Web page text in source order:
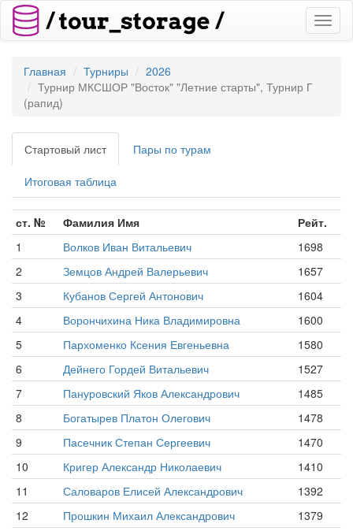
Главная Турниры
2026
Турнир МКСШОР "Восток" "Летние старты", Турнир Г
(рапид)
Стартовый лист Пары по турам
Итоговая таблица
ст. № Фамилия Имя
Рейт.
1
Волков Иван Витальевич
1698
2
Земцов Андрей Валерьевич
1657
3
Кубанов Сергей Антонович
1604
4
Ворончихина Ника Владимировна
1600
5
Пархоменко Ксения Евгеньевна
1580
6
Дейнего Гордей Витальевич
1527
7
Пануровский Яков Александрович
1485
8
Богатырев Платон Олегович
1478
9
Пасечник Степан Сергеевич
1470
10
Кригер Александр Николаевич
1410
11
Саловаров Елисей Александрович
1392
12
Прошкин Михаил Александрович
1379